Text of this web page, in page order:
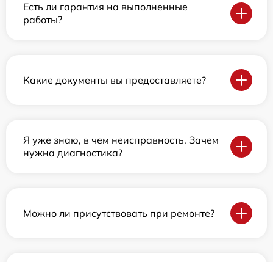
Есть ли гарантия на выполненные
работы?
Какие документы вы предоставляете?
Я уже знаю, в чем неисправность. Зачем
нужна диагностика?
Можно ли присутствовать при ремонте?